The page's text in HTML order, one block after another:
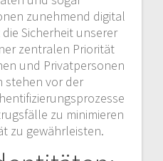
zunehmend digital
Sicherheit unserer
zentralen Priorität
und Privatpersonen
stehen vor der
zu minimieren
zu gewährleisten.